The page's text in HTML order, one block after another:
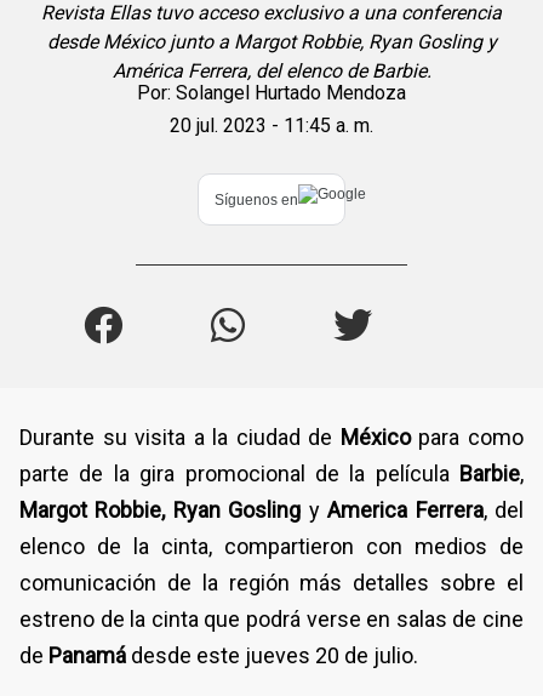
Revista Ellas tuvo acceso exclusivo a una conferencia
desde México junto a Margot Robbie, Ryan Gosling y
América Ferrera, del elenco de Barbie.
Por: Solangel Hurtado Mendoza
20 jul. 2023 - 11:45 a. m.
Síguenos en
Durante su visita a la ciudad de México para como
parte de la gira promocional de la película Barbie,
Margot Robbie, Ryan Gosling yAmerica Ferrera, del
elenco de la cinta, compartieron con medios de
comunicación de la región más detalles sobre el
estreno de la cinta que podrá verse en salas de cine
de Panamá desde este jueves 20 de julio.